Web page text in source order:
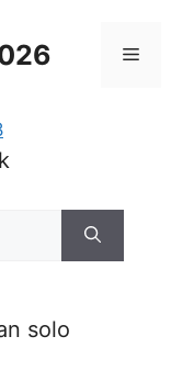
Menu
solo